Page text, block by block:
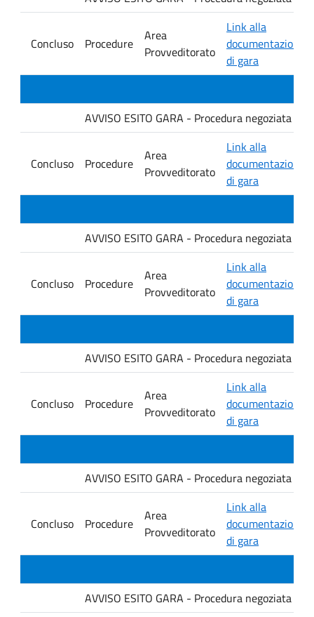
Concluso Procedure
Area
Provveditorato
Link alla
documentazione
di gara
AVVISO ESITO GARA - Procedura negoziata
Concluso Procedure
Area
Provveditorato
Link alla
documentazione
di gara
AVVISO ESITO GARA - Procedura negoziata
Concluso Procedure
Area
Provveditorato
Link alla
documentazione
di gara
AVVISO ESITO GARA - Procedura negoziata
Concluso Procedure
Area
Provveditorato
Link alla
documentazione
di gara
AVVISO ESITO GARA - Procedura negoziata
Concluso Procedure
Area
Provveditorato
Link alla
documentazione
di gara
AVVISO ESITO GARA - Procedura negoziata